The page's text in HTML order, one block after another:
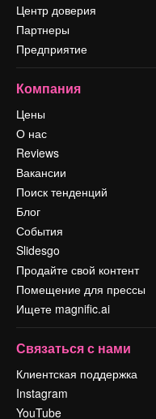
Центр доверия
Партнеры
Предприятие
Компания
Цены
О нас
Reviews
Вакансии
Поиск тенденций
Блог
События
Slidesgo
Продайте свой контент
Помещение для прессы
Ищете magnific.ai
Связаться с нами
Клиентская поддержка
Instagram
YouTube